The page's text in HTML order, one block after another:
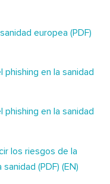
europea (PDF)
phishing en la sanidad
phishing en la sanidad
los riesgos de la
(PDF) (EN)